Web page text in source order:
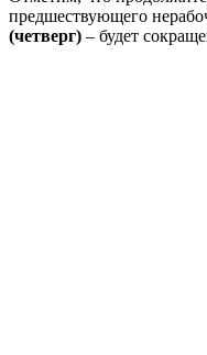
предшествующего
(четверг) – будет